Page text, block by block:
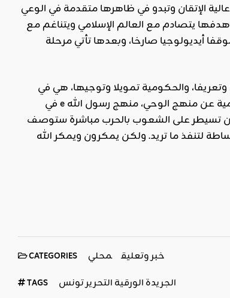
الإتقان وتبدو في ظاهرها متقدمة في الوعي
هدفها يتصادم مع العالم الإسلامي ويتناغم مع
أيديولوجيا صارخا، وبعدها تأتي مرحلة
والحكومية تمويلا وتوجيها، هي في
حقيقة الأمر وسيلة ناجعة للتدخل في الشؤون الداخلية للدول ووسيلة فعالة لتضليل الأمة الإسلامية عن منهج الوحي، منهج رسول الله e في
أن تسيطر على الشعوب بالحرب مباشرة ستوصف
لتنفذ ما تريد. ولكن يمكرون ويمكر الله
CATEGORIES خبر وتعليق محلي
TAGS الجريدة الورقية التحرير تونس